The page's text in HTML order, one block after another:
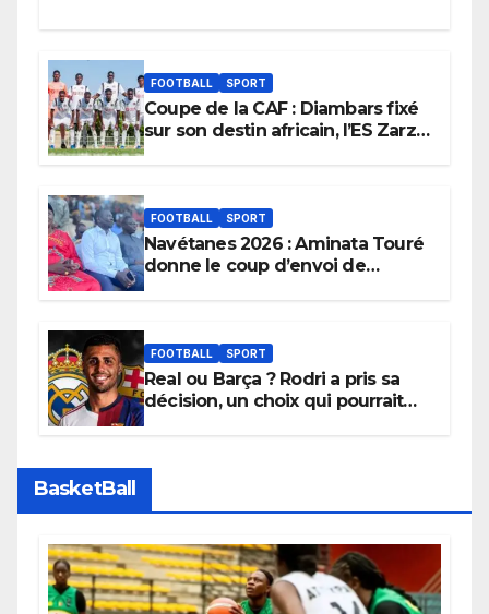
FOOTBALL SPORT
Coupe de la CAF : Diambars fixé
sur son destin africain, l’ES Zarzis
FOOTBALL SPORT
Navétanes 2026 : Aminata Touré
donne le coup d’envoi de
apaisées.
FOOTBALL SPORT
Real ou Barça ? Rodri a pris sa
décision, un choix qui pourrait
BasketBall